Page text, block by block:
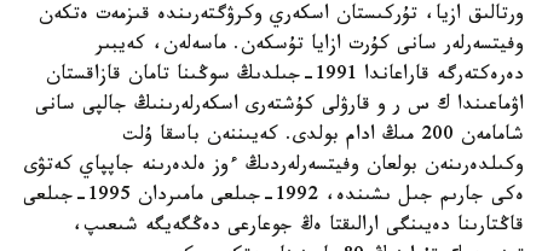
ورتالىق ازيا، تۇركىستان اسكەري وكرۋگتەرىندە قىزمەت ەتكەن
وفيتسەرلەر سانى كۇرت ازايا تۇسكەن. ماسەلەن، كەيبىر
دەرەكتەرگە قاراعاندا 1991-جىلدىڭ سوڭىنا تامان قازاقستان
اۋماعىندا ك س ر و قارۋلى كۇشتەرى اسكەرلەرىنىڭ جالپى سانى
شامامەن 200 مىڭ ادام بولدى. كەيىننەن باسقا ۇلت
وكىلدەرىنەن بولعان وفيتسەرلەردىڭ ءوز ەلدەرىنە جاپپاي كەتۋى
ەكى جارىم جىل ىشىندە، 1992-جىلعى مامىردان 1995-جىلعى
قاڭتارىنا دەيىنگى ارالىقتا ەڭ جوعارعى دەڭگەيگە شىعىپ،